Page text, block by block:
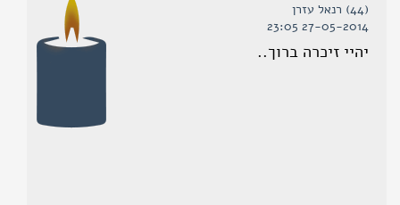
(44) רנאל עזרן
27-05-2014 23:05
יהיי זיכרה ברוך..